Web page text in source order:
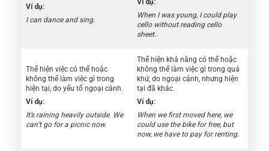
Ví dụ:
I can dance and sing.
Ví dụ:
When I was young, I could play
cello without reading cello
sheet.
Thể hiện việc có thể hoặc
không thể làm việc gì trong
hiện tại, do yếu tố ngoại cảnh.
Ví dụ:
It’s raining heavily outside. We
can’t go for a picnic now.
Thể hiện khả năng có thể hoặc
không thể làm việc gì trong quá
khứ, do ngoại cảnh, nhưng hiện
tại đã khác.
Ví dụ:
When we first moved here, we
could use the bike for free, but
now, we have to pay for renting.